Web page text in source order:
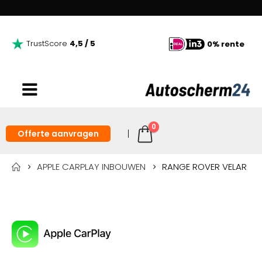
TrustScore 4,5 / 5 0% rente
Offerte aanvragen
0
APPLE CARPLAY INBOUWEN RANGE ROVER VELAR